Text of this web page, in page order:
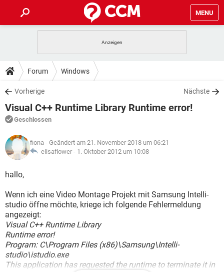
MENU
ANDROID
WINDOWS 10
WHATSAPP TIKTOK
FACEBOOK
TIPPS & TRICKS
SPIELE
WINDOWS 10
WHATSAPP
FACEBOOK HARDWARE
DOWNLOADS
SPIELE STREAMING
ANDROID
WINDOWS 10 INSTAGRAM
WHATSAPP
FACEBOOK
FORUM
SPIELE
ANDROID IOS
FACEBOOK HARDWARE
LEXIKON
SPIELE
ANDROID
WINDOWS 10 INSTAGRAM
WHATSAPP TIKTOK
FACEBOOK
Forum Windows
Vorherige Nächste
Visual C++ Runtime Library Runtime error!
Geschlossen
fiona - Geändert am 21. November 2018 um 06:21
elisaflower - 1. Oktober 2012 um 10:08
hallo,
Wenn ich eine Video Montage Projekt mit Samsung Intelli-
studio öffne möchte, kriege ich folgende Fehlermeldung
angezeigt:
Visual C++ Runtime Library
Runtime error!
Program: C\Program Files (x86)\Samsung\Intelli-
studio\istudio.exe
This application has requested the runtime to terminate it in